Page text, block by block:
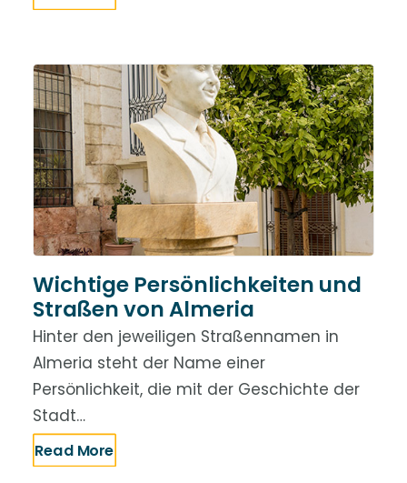
Wichtige Persönlichkeiten und
Straßen von Almeria
Hinter den jeweiligen Straßennamen in
Almeria steht der Name einer
Persönlichkeit, die mit der Geschichte der
Stadt…
Read More